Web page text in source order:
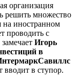
организация
решить множество
на иностранном
проводить с
Игорь
в
вводит в ступор.